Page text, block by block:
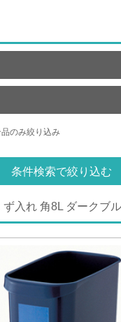
のみ絞り込み
条件検索で絞り込む
入れ 角8L ダークブ